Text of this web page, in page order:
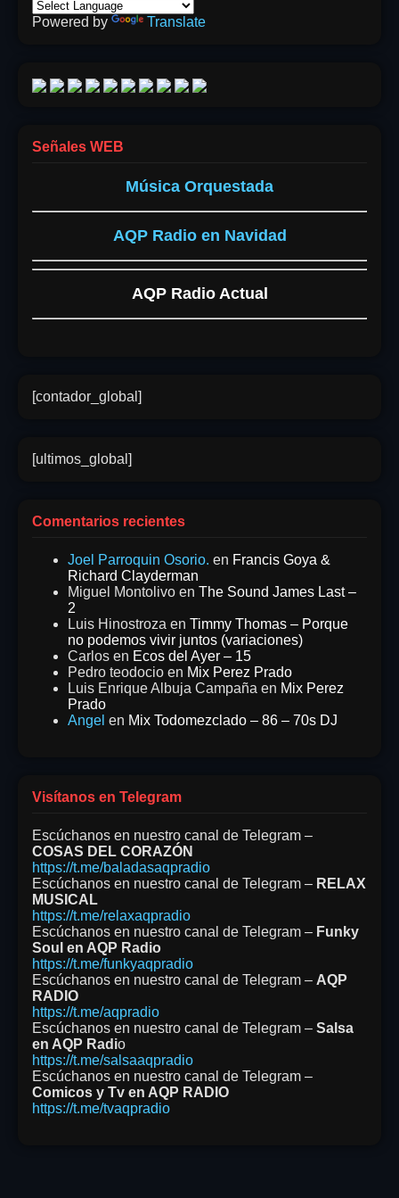
Powered by Translate
Señales WEB
Música Orquestada
AQP Radio en Navidad
AQP Radio Actual
[contador_global]
[ultimos_global]
Comentarios recientes
Joel Parroquin Osorio. en Francis Goya &
Richard Clayderman
Miguel Montolivo en The Sound James Last –
2
Luis Hinostroza en Timmy Thomas – Porque
no podemos vivir juntos (variaciones)
Carlos en Ecos del Ayer – 15
Pedro teodocio en Mix Perez Prado
Luis Enrique Albuja Campaña en Mix Perez
Prado
Angel en Mix Todomezclado – 86 – 70s DJ
Visítanos en Telegram
Escúchanos en nuestro canal de Telegram –
COSAS DEL CORAZÓN
https://t.me/baladasaqpradio
Escúchanos en nuestro canal de Telegram – RELAX
MUSICAL
https://t.me/relaxaqpradio
Escúchanos en nuestro canal de Telegram – Funky
Soul en AQP Radio
https://t.me/funkyaqpradio
Escúchanos en nuestro canal de Telegram – AQP
RADIO
https://t.me/aqpradio
Escúchanos en nuestro canal de Telegram – Salsa
en AQP Radio
https://t.me/salsaaqpradio
Escúchanos en nuestro canal de Telegram –
Comicos y Tv en AQP RADIO
https://t.me/tvaqpradio